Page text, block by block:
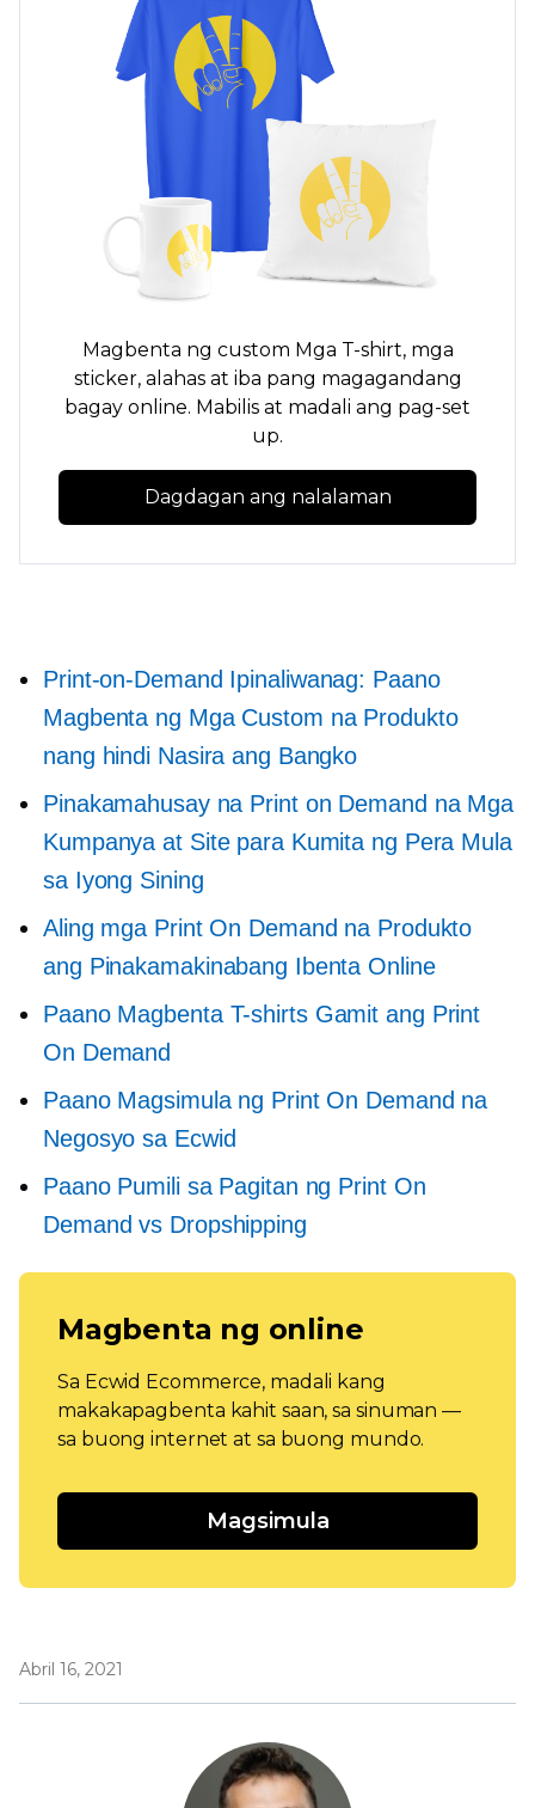
Magbenta ng custom Mga T-shirt,mga
sticker, alahas at iba pang magagandang
bagay online. Mabilis at madali ang pag-set
up.
Dagdagan ang nalalaman
Print-on-Demand Ipinaliwanag: Paano
Magbenta ng Mga Custom na Produkto
nang hindi Nasira ang Bangko
Pinakamahusay na Print on Demand na Mga
Kumpanya at Site para Kumita ng Pera Mula
sa Iyong Sining
Aling mga Print On Demand na Produkto
ang Pinakamakinabang Ibenta Online
Paano Magbenta T-shirtsGamit ang Print
On Demand
Paano Magsimula ng Print On Demand na
Negosyo sa Ecwid
Paano Pumili sa Pagitan ng Print On
Demand vs Dropshipping
Magbenta ng online
Sa Ecwid Ecommerce, madali kang
makakapagbenta kahit saan, sa sinuman —
sa buong internet at sa buong mundo.
Magsimula
Abril 16, 2021